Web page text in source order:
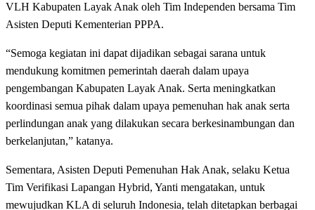
VLH Kabupaten Layak Anak oleh Tim Independen bersama Tim
Asisten Deputi Kementerian PPPA.
“Semoga kegiatan ini dapat dijadikan sebagai sarana untuk
mendukung komitmen pemerintah daerah dalam upaya
pengembangan Kabupaten Layak Anak. Serta meningkatkan
koordinasi semua pihak dalam upaya pemenuhan hak anak serta
perlindungan anak yang dilakukan secara berkesinambungan dan
berkelanjutan,” katanya.
Sementara, Asisten Deputi Pemenuhan Hak Anak, selaku Ketua
Tim Verifikasi Lapangan Hybrid, Yanti mengatakan, untuk
mewujudkan KLA di seluruh Indonesia, telah ditetapkan berbagai